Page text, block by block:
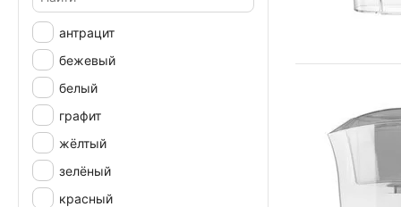
антрацит
бежевый
белый
графит
жёлтый
зелёный
красный